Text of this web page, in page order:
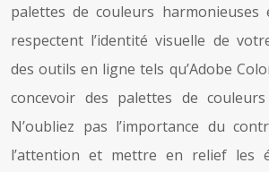
palettes de couleurs harmonieuses
respectent l’identité visuelle de
des outils en ligne tels qu’Adobe
concevoir des palettes de couleurs
N’oubliez pas l’importance du
l’attention et mettre en relief les